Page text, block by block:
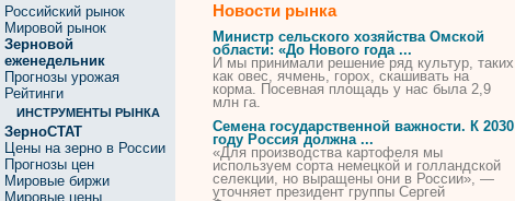
Российский рынок
Мировой рынок
Зерновой
еженедельник
Прогнозы урожая
Рейтинги
ИНСТРУМЕНТЫ РЫНКА
ЗерноСТАТ
Цены на зерно в России
Прогнозы цен
Мировые биржи
Мировые цены
Новости рынка
Министр сельского хозяйства Омской
области: «До Нового года ...
И мы принимали решение ряд культур, таких
как овес, ячмень, горох, скашивать на
корма. Посевная площадь у нас была 2,9
млн га.
Семена государственной важности. К 2030
году Россия должна ...
«Для производства картофеля мы
используем сорта немецкой и голландской
селекции, но выращены они в России», —
уточняет президент группы Сергей